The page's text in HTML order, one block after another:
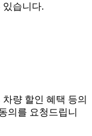
있습니다.
량 할인 혜택 등의
의를 요청드립니